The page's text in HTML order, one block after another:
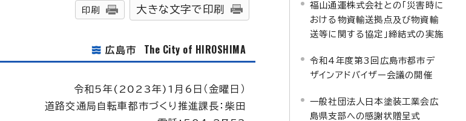
印刷 大きな文字で印刷
広島市 The City of HIROSHIMA
令和5年(2023年)1月6日（金曜日）
道路交通局自転車都市づくり推進課長：柴田
福山通運株式会社との「災害時に
おける物資輸送拠点及び物資輸
送等に関する協定」締結式の実施
令和4年度第3回広島市都市デ
ザインアドバイザー会議の開催
一般社団法人日本塗装工業会広
島県支部への感謝状贈呈式